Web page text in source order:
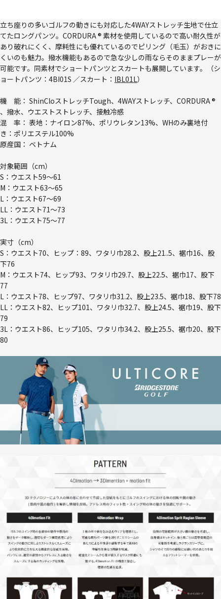
立ち座りの多いゴルフの動きにも対応した4WAYストレッチ生地で仕立
てたロングパンツ。CORDURA ® 素材を使用しているので高い耐久性が
あり破れにくく、摩耗性にも優れているのでピリング（毛玉）がおきに
くいのも魅力。撥水機能もあるので急な少しの雨ならそのままプレーが
可能です。同素材でショートパンツとスカートも展開しています。（シ
ョートパンツ： 4BI01S ／スカート： IBL01L）
機 能： ShinCloストレッチTough、4WAYストレッチ、CORDURA ®
、撥水、ウエストストレッチ、接触冷感
混 率： 表地：ナイロン87%、ポリウレタン13%、WHのみ裏地付
き：ポリエステル100%
原産国： ベトナム
対象範囲（cm）
S：ウエスト59～61
M：ウエスト63～65
L：ウエスト67～69
LL：ウエスト71～73
3L：ウエスト75～77
実寸（cm）
S：ウエスト70、ヒップ：89、ワタリ巾28.2、股上21..5、裾巾16、股
下76
M：ウエスト74、ヒップ93、ワタリ巾29.7、股上22.5、裾巾17、股下
77
L：ウエスト78、ヒップ97、ワタリ巾31.2、股上23.5、裾巾18、股下78
LL：ウエスト82、ヒップ101、ワタリ巾32.7、股上24.5、裾巾19、股下
79
3L：ウエスト86、ヒップ105、ワタリ巾34.2、股上25.5、裾巾20、股下
80